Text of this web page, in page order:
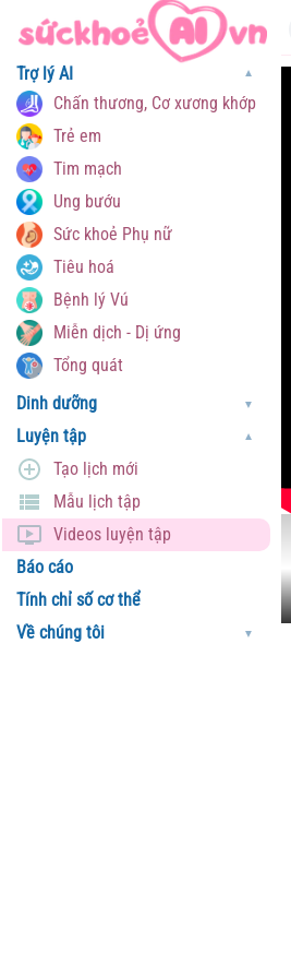
Trợ lý AI ▼
Chấn thương, Cơ xương khớp
Trẻ em
Tim mạch
Ung bướu
Sức khoẻ Phụ nữ
Tiêu hoá
Bệnh lý Vú
Miễn dịch - Dị ứng
Tổng quát
Dinh dưỡng
▼
Luyện tập ▼
Tạo lịch mới
Mẫu lịch tập
Videos luyện tập
Báo cáo
Tính chỉ số cơ thể
Về chúng tôi
▼